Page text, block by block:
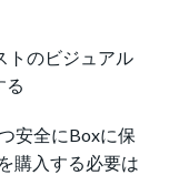
トのビジュアル
る
安全にBoxに保
購入する必要は